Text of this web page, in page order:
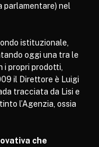
parlamentare) nel
istituzionale,
oggi una tra le
i propri prodotti,
il Direttore è Luigi
tracciata da Lisi e
l’Agenzia, ossia
che